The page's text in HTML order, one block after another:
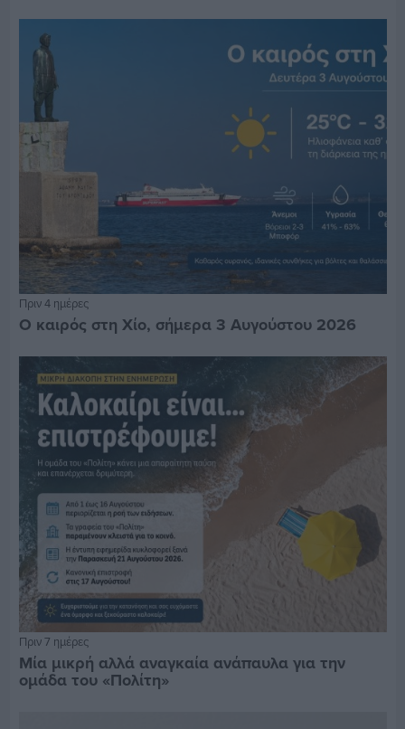
Πριν 4 ημέρες
Ο καιρός στη Χίο, σήμερα 3 Αυγούστου 2026
Πριν 7 ημέρες
Μία μικρή αλλά αναγκαία ανάπαυλα για την
ομάδα του «Πολίτη»